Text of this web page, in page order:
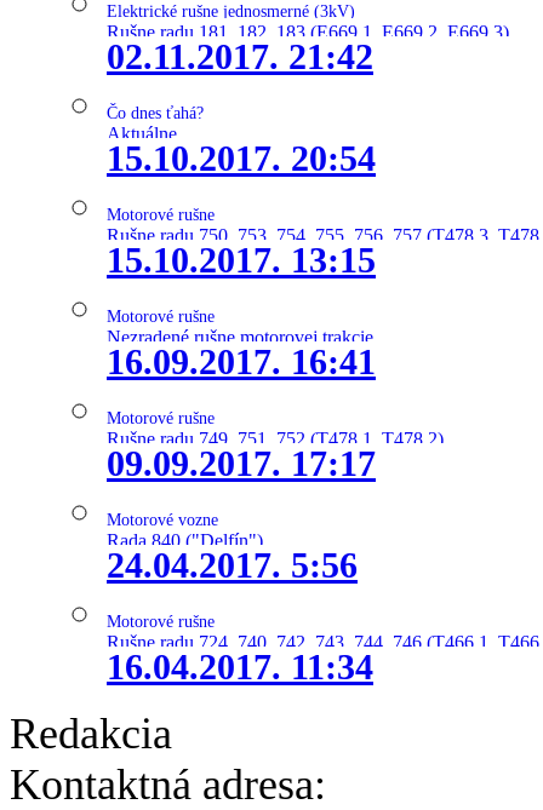
Elektrické rušne jednosmerné (3kV)
Rušne radu 181, 182, 183 (E669.1, E669.2, E669.3)
02.11.2017. 21:42
Čo dnes ťahá?
Aktuálne
15.10.2017. 20:54
Motorové rušne
Rušne radu 750, 753, 754, 755, 756, 757 (T478.3,
15.10.2017. 13:15
Motorové rušne
Nezradené rušne motorovej trakcie
16.09.2017. 16:41
Motorové rušne
Rušne radu 749, 751, 752 (T478.1, T478.2)
09.09.2017. 17:17
Motorové vozne
Rada 840 ("Delfín")
24.04.2017. 5:56
Motorové rušne
Rušne radu 724, 740, 742, 743, 744, 746 (T466.1,
16.04.2017. 11:34
Redakcia
Kontaktná adresa: